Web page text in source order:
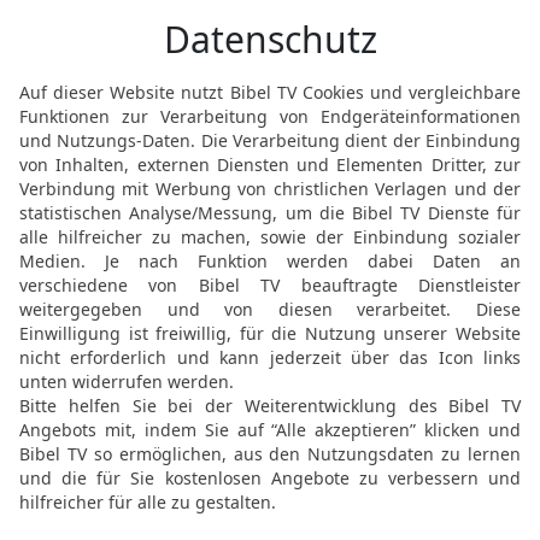
der Heiligen Schrift, © 2016 Katholische Bibelanstalt GmbH, Stuttgart. Alle
Möchtest du uns Feedback geben?
Bewertung der Bibelthek
FEEDBACK SENDEN